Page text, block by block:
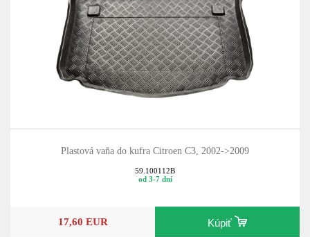
Plastová vaňa do kufra Citroen C3, 2002->2009
59.100112B
od 3-7 dní
17,60 EUR Kúpiť